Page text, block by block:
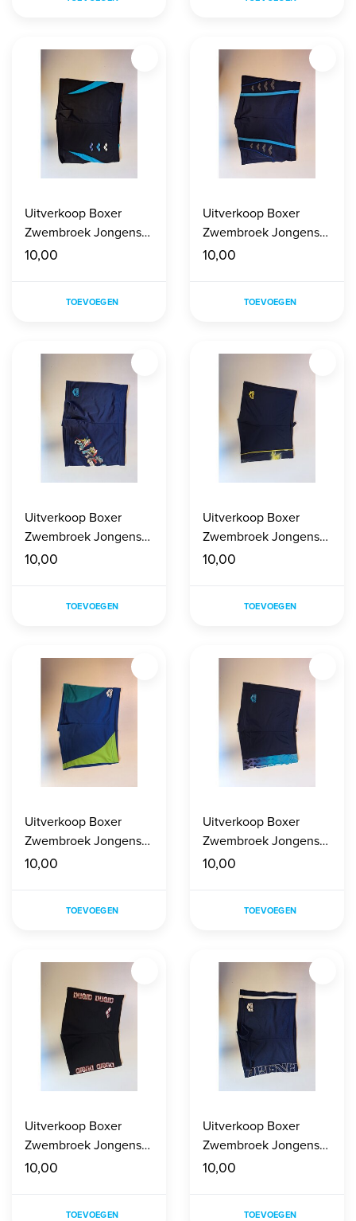
Uitverkoop Boxer
Zwembroek Jongens
maat 140
10,00
TOEVOEGEN
Uitverkoop Boxer
Zwembroek Jongens
maat 140
10,00
TOEVOEGEN
Uitverkoop Boxer
Zwembroek Jongens
maat 140
10,00
TOEVOEGEN
Uitverkoop Boxer
Zwembroek Jongens
maat 140
10,00
TOEVOEGEN
Uitverkoop Boxer
Zwembroek Jongens
maat 140
10,00
TOEVOEGEN
Uitverkoop Boxer
Zwembroek Jongens
maat 140
10,00
TOEVOEGEN
Uitverkoop Boxer
Zwembroek Jongens
maat 140
10,00
TOEVOEGEN
Uitverkoop Boxer
Zwembroek Jongens
maat 140
10,00
TOEVOEGEN